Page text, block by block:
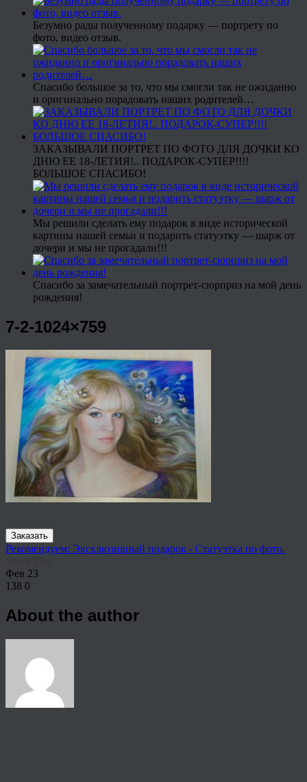
Безумно рады полученному подарку — портрету по
фото, видео отзыв.
Спасибо большое за то, что мы смогли так не ожиданно
и оригинально порадовать наших родителей…
ЗАКАЗЫВАЛИ ПОРТРЕТ ПО ФОТО ДЛЯ ДОЧКИ КО
ДНЮ ЕЕ 18-ЛЕТИЯ!.. ПОДАРОК-СУПЕР!!!!
БОЛЬШОЕ СПАСИБО!
Мы решили сделать ему подарок в виде исторической
картины нашей семьи и подарить статуэтку — шарж от
дочери и мы не прогадали!!!
Спасибо за замечательный портрет-сюрприз на мой день
рождения!
7-2-1024×759
Заказать
Рекомендуем: Эксклюзивный подарок - Статуэтка по фото.
Фев 23
138 0
About the author